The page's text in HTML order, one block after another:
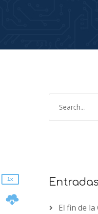
1x
El fin de la